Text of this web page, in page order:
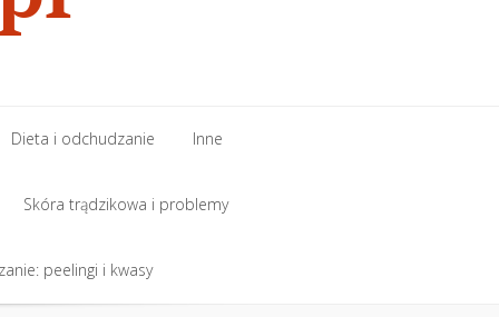
Dieta i odchudzanie
Dieta i odchudzanie
Inne
Inne
Skóra trądzikowa i problemy
Skóra trądzikowa i problemy
peelingi i kwasy